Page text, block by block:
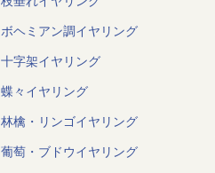
ボヘミアン調イヤリング
十字架イヤリング
蝶々イヤリング
林檎・リンゴイヤリング
葡萄・ブドウイヤリング